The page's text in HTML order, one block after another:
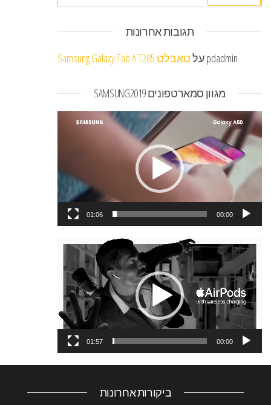
תגובות אחרונות
pdadminעלטאבלט Samsung Galaxy Tab A T285
מגוון סמארטפונים SAMSUNG2019
נגן
וידאו
00:00
01:06
נגן
וידאו
00:00
01:57
ביקורות אחרונות